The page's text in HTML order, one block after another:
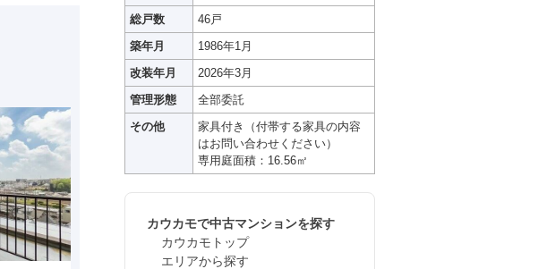
総戸数
46戸
築年月
1986年1月
改装年月
2026年3月
管理形態
全部委託
その他
家具付き（付帯する家具の内容
はお問い合わせください）
専用庭面積：16.56㎡
カウカモで中古マンションを探す
カウカモトップ
エリアから探す